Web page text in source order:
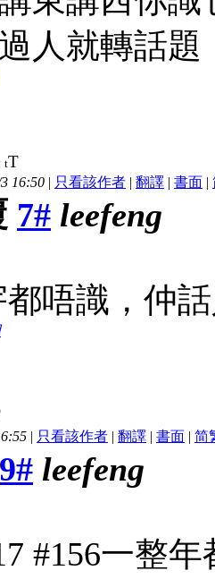
人就轉話題
tT
16:50 | 只看該作者 | 翻譯 | 書面 |
7# leefeng
唔識，仲
| 只看該作者 | 翻譯 | 書面 | 简
9# leefeng
#156一整